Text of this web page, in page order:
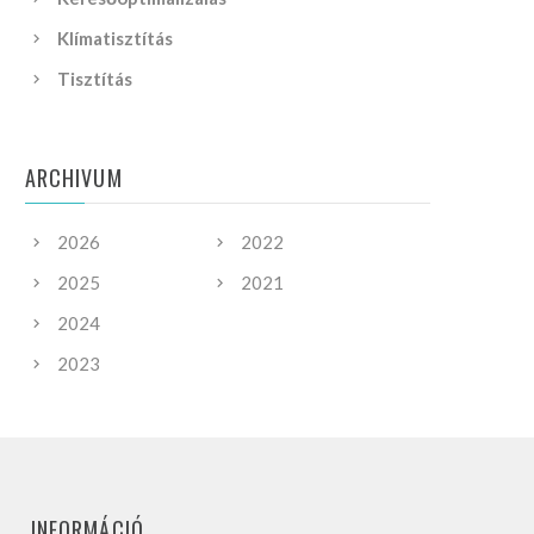
Klímatisztítás
Tisztítás
ARCHIVUM
2026
2025
2024
2023
2022
2021